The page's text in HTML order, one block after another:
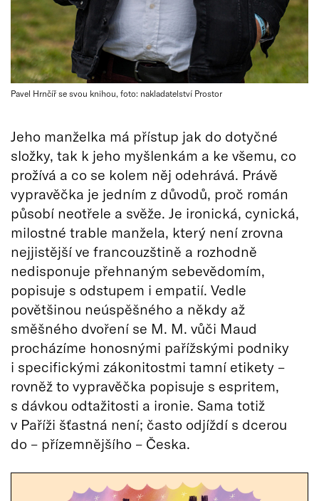
Pavel Hrnčíř se svou knihou, foto: nakladatelství Prostor
Jeho manželka má přístup jak do dotyčné
složky, tak k jeho myšlenkám a ke všemu, co
prožívá a co se kolem něj odehrává. Právě
vypravěčka je jedním z důvodů, proč román
působí neotřele a svěže. Je ironická, cynická,
milostné trable manžela, který není zrovna
nejjistější ve francouzštině a rozhodně
nedisponuje přehnaným sebevědomím,
popisuje s odstupem i empatií. Vedle
povětšinou neúspěšného a někdy až
směšného dvoření se M. M. vůči Maud
procházíme honosnými pařížskými podniky
i specifickými zákonitostmi tamní etikety –
rovněž to vypravěčka popisuje s espritem,
s dávkou odtažitosti a ironie. Sama totiž
v Paříži šťastná není; často odjíždí s dcerou
do – přízemnějšího – Česka.